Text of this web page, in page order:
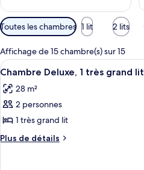
Filtres
disponibles
pour
les
chambres
Toutes les chambres 1 lit 2 lits
Affichage de 15 chambre(s) sur 15
Afficher
toutes
les
photos
pour
ce
4
Chambre Deluxe, 1 très grand
28 m²
2 personnes
1 très grand lit
Plus de détails
Plus